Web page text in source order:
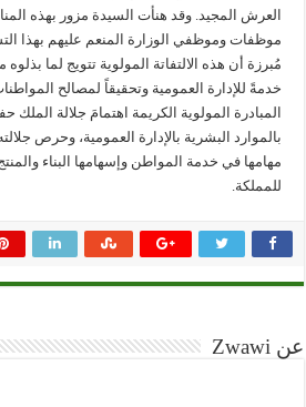
العرش المجيد. وقد هنأت السيدة مزور بهذه
موظفات وموظفي الوزارة المنعم عليهم بهذا
مُبرزة أن هذه الالتفاتة المولوية تتويج لما
خدمةً للإدارة العمومية وتحقيقاً لمصالح
المبادرة المولوية الكريمة اهتمامَ جلالة الملك
بالموارد البشرية بالإدارة العمومية، وحرص
مهامها في خدمة المواطن وإسهامها البناء
للمملكة.
عن Zwawi